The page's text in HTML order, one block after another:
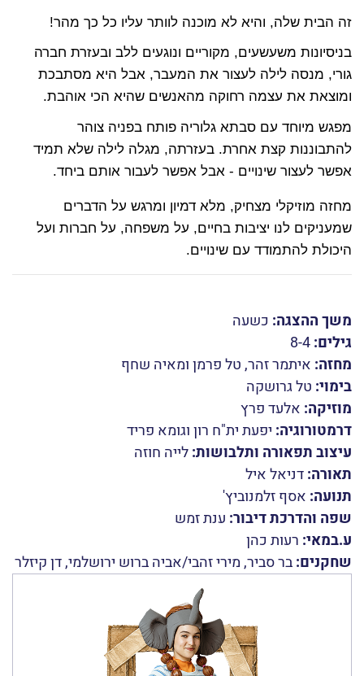
זה הבית שלה, והיא לא מוכנה לוותר עליו כל כך מהר!
בניסיונות משעשעים, מקוריים ונוגעים ללב ובעזרת חברה
גורי, מנסה לילה לעצור את המעבר, אבל היא מסתבכת
ומוצאת את עצמה רחוקה מהאנשים שהיא הכי אוהבת.
מפגש מיוחד עם סבתא גלוריה פותח בפניה צוהר
להתבוננות קצת אחרת. בעזרתה, מגלה לילה שלא תמיד
אפשר לעצור שינויים - אבל אפשר לעבור אותם ביחד.
מחזה מוזיקלי מצחיק, מלא דמיון ומרגש על הדברים
שמעניקים לנו יציבות בחיים, על משפחה, על חברות ועל
היכולת להתמודד עם שינויים.
משך ההצגה: כשעה
גילים:8-4
מחזה: איתמר זהר, טל פרמן ומאיה שחף
בימוי: טל גרושקה
מוזיקה: אלעד פרץ
דרמטורוגיה: יפעת ית"ח רון וגומא פריד
עיצוב תפאורה ותלבושות:לייה חוזה
תאורה:דניאל איל
תנועה: אסף זלמנוביץ'
שפה והדרכת דיבור: ענת זמש
ע.במאי: רעות כהן
שחקנים:בר סביר, מירי זהבי/אביה ברוש ירושלמי, דן קיזלר